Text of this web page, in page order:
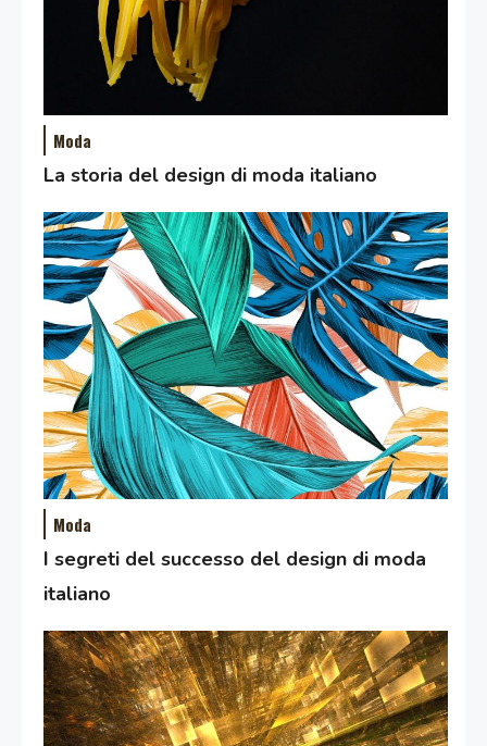
Moda
La storia del design di moda italiano
Moda
I segreti del successo del design di moda
italiano